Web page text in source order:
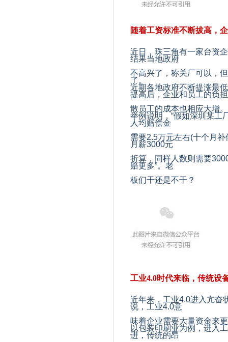
随着工资标准不断拔高，
近日，珠三角有一家台资
结果当地政府
不高兴了，称关厂可以，
了。
近期各地政府不断提涨最
提高后，企业和员工的负
散员工的成本也相应大增。
举例说明，“假如深圳某工
人均赔偿金
需要2.5万元左右(十个月补
月薪3000元
折算，同样人数则需要
赔更多”。老
板们干还是不干？
工业4.0时代来临，传统设
近年来，工业4.0进入亢奋
说，工业4.0意
味着企业需要大量资金来
以包装印刷业为例，进入
进，传统的昂